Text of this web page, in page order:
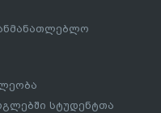
სტუდენტთა